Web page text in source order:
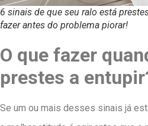
6 sinais de que seu ralo está
fazer antes do problema piorar!
O que fazer
prestes a
Se um ou mais desses sinais já